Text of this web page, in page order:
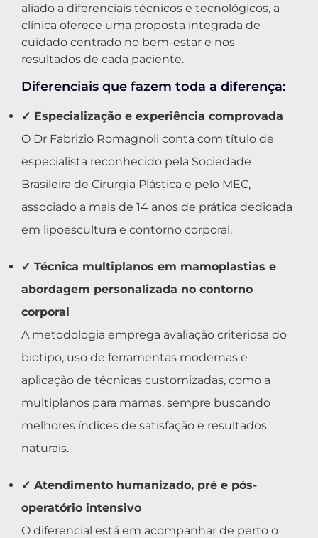
aliado a diferenciais técnicos e tecnológicos, a
clínica oferece uma proposta integrada de
cuidado centrado no bem-estar e nos
resultados de cada paciente.
Diferenciais que fazem toda a diferença:
✓ Especialização e experiência comprovada
O Dr Fabrizio Romagnoli conta com título de
especialista reconhecido pela Sociedade
Brasileira de Cirurgia Plástica e pelo MEC,
associado a mais de 14 anos de prática dedicada
em lipoescultura e contorno corporal.
✓ Técnica multiplanos em mamoplastias e
abordagem personalizada no contorno
corporal
A metodologia emprega avaliação criteriosa do
biotipo, uso de ferramentas modernas e
aplicação de técnicas customizadas, como a
multiplanos para mamas, sempre buscando
melhores índices de satisfação e resultados
naturais.
✓ Atendimento humanizado, pré e pós-
operatório intensivo
O diferencial está em acompanhar de perto o